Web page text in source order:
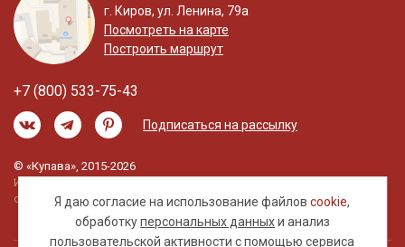
Я даю согласие на использование файловcookie,
обработкуперсональных данныхи анализ
пользовательской активности с помощью сервиса
г. Киров, ул. Ленина, 79а
Посмотреть на карте
Построить маршрут
+7 (800) 533-75-43
Подписаться на рассылку
© «Купава», 2015-2026
Информация на сайте не является публичной
офертой.